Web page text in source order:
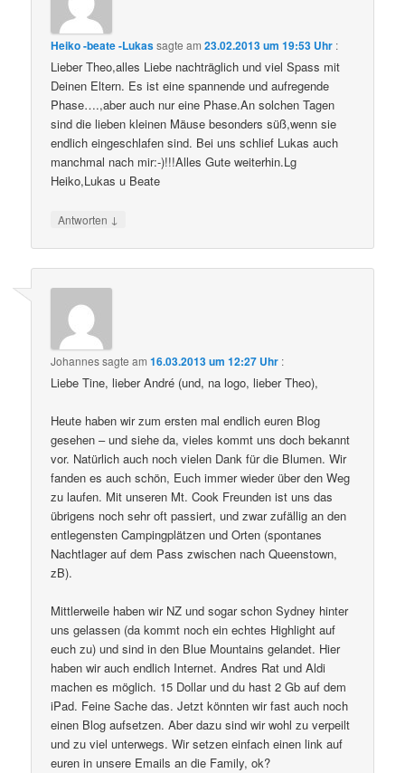
Heiko -beate -Lukassagte am23.02.2013 um 19:53 Uhr :
Lieber Theo,alles Liebe nachträglich und viel Spass mit
Deinen Eltern. Es ist eine spannende und aufregende
Phase….,aber auch nur eine Phase.An solchen Tagen
sind die lieben kleinen Mäuse besonders süß,wenn sie
endlich eingeschlafen sind. Bei uns schlief Lukas auch
manchmal nach mir:-)!!!Alles Gute weiterhin.Lg
Heiko,Lukas u Beate
Antworten ↓
Johannessagte am16.03.2013 um 12:27 Uhr :
Liebe Tine, lieber André (und, na logo, lieber Theo),
Heute haben wir zum ersten mal endlich euren Blog
gesehen – und siehe da, vieles kommt uns doch bekannt
vor. Natürlich auch noch vielen Dank für die Blumen. Wir
fanden es auch schön, Euch immer wieder über den Weg
zu laufen. Mit unseren Mt. Cook Freunden ist uns das
übrigens noch sehr oft passiert, und zwar zufällig an den
entlegensten Campingplätzen und Orten (spontanes
Nachtlager auf dem Pass zwischen nach Queenstown,
zB).
Mittlerweile haben wir NZ und sogar schon Sydney hinter
uns gelassen (da kommt noch ein echtes Highlight auf
euch zu) und sind in den Blue Mountains gelandet. Hier
haben wir auch endlich Internet. Andres Rat und Aldi
machen es möglich. 15 Dollar und du hast 2 Gb auf dem
iPad. Feine Sache das. Jetzt könnten wir fast auch noch
einen Blog aufsetzen. Aber dazu sind wir wohl zu verpeilt
und zu viel unterwegs. Wir setzen einfach einen link auf
euren in unsere Emails an die Family, ok?